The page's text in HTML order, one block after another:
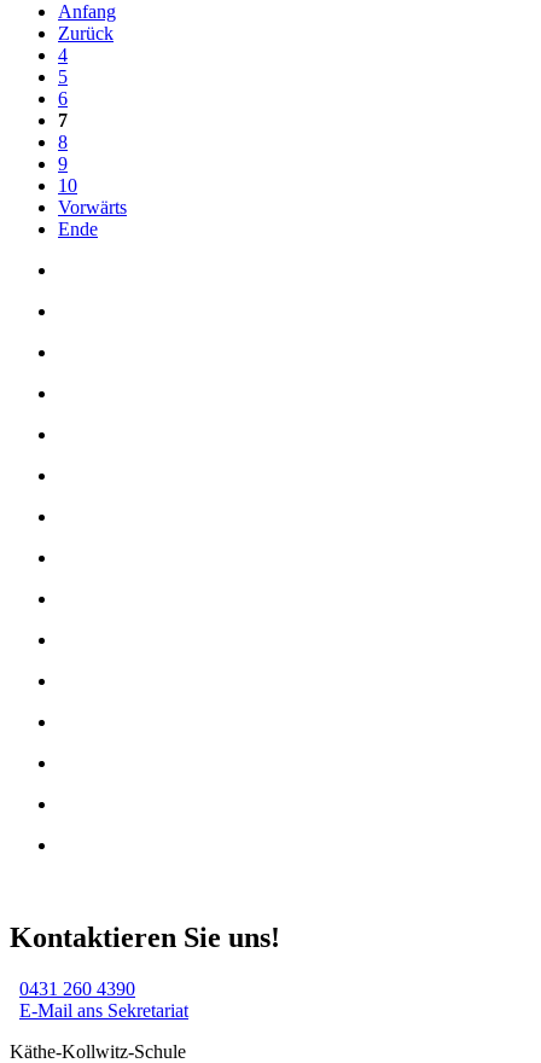
Anfang
Zurück
4
5
6
7
8
9
10
Vorwärts
Ende
Kontaktieren Sie uns!
0431 260 4390
E-Mail ans Sekretariat
Käthe-Kollwitz-Schule